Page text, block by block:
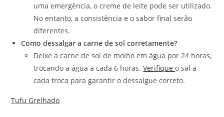
uma emergência, o creme de leite pode ser utilizado.
No entanto, a consistência e o sabor final serão
diferentes.
Como dessalgar a carne de sol corretamente?
Deixe a carne de sol de molho em água por 24 horas,
trocando a água a cada 6 horas.Verifiqueo sal a
cada troca para garantir o dessalgue correto.
Tufu Grelhado